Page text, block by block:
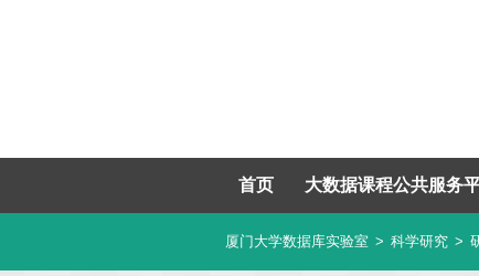
首页 大数据课程公共服务
厦门大学数据库实验室 > 科学研究 >